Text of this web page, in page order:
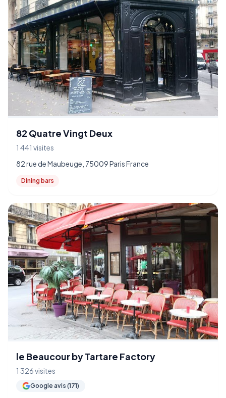
82 Quatre Vingt Deux
1 441 visites
82 rue de Maubeuge, 75009 Paris France
Dining bars
le Beaucour by Tartare Factory
1 326 visites
Google avis (171)